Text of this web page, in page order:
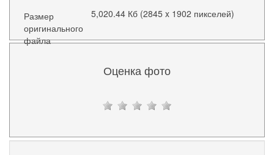
Размер
оригинального
файла
5,020.44 Кб (2845 x 1902 пикселей)
Оценка фото